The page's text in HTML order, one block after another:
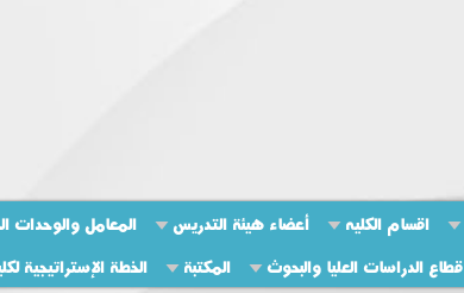
اقسام الكليه أعضاء هيئة التدريس المعامل والوحدات
قطاع الدراسات العليا والبحوث المكتبة الخطة الإستراتيجية